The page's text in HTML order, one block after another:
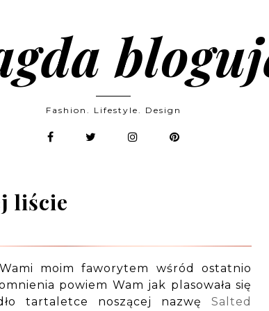
Fashion. Lifestyle. Design
liście
moim faworytem wśród ostatnio
powiem Wam jak plasowała się
tartaletce noszącej nazwę Salted